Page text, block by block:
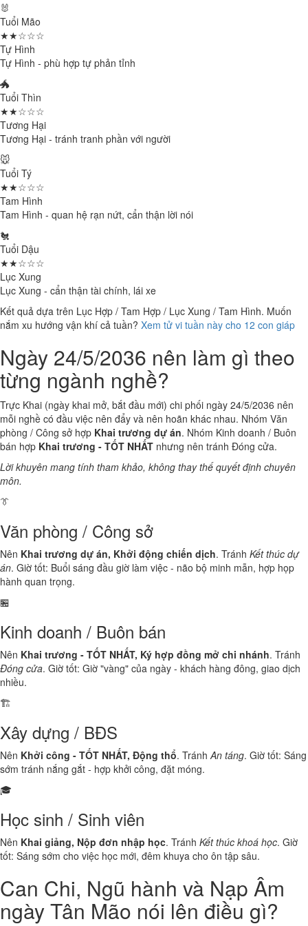
🐰
Tuổi Mão
★★☆☆☆
Tự Hình
Tự Hình - phù hợp tự phản tỉnh
🐲
Tuổi Thìn
★★☆☆☆
Tương Hại
Tương Hại - tránh tranh phần với người
🐭
Tuổi Tý
★★☆☆☆
Tam Hình
Tam Hình - quan hệ rạn nứt, cẩn thận lời nói
🐔
Tuổi Dậu
★★☆☆☆
Lục Xung
Lục Xung - cẩn thận tài chính, lái xe
Kết quả dựa trên Lục Hợp / Tam Hợp / Lục Xung / Tam Hình. Muốn
nắm xu hướng vận khí cả tuần? Xem tử vi tuần này cho 12 con giáp
Ngày 24/5/2036 nên làm gì theo
từng ngành nghề?
Trực Khai (ngày khai mở, bắt đầu mới) chi phối ngày 24/5/2036 nên
mỗi nghề có đầu việc nên đẩy và nên hoãn khác nhau. Nhóm Văn
phòng / Công sở hợp Khai trương dự án. Nhóm Kinh doanh / Buôn
bán hợp Khai trương - TỐT NHẤT nhưng nên tránh Đóng cửa.
Lời khuyên mang tính tham khảo, không thay thế quyết định chuyên
môn.
👔
Văn phòng / Công sở
Nên Khai trương dự án, Khởi động chiến dịch. Tránh Kết thúc dự
án. Giờ tốt: Buổi sáng đầu giờ làm việc - não bộ minh mẫn, hợp họp
hành quan trọng.
🏪
Kinh doanh / Buôn bán
Nên Khai trương - TỐT NHẤT, Ký hợp đồng mở chi nhánh. Tránh
Đóng cửa. Giờ tốt: Giờ "vàng" của ngày - khách hàng đông, giao dịch
nhiều.
🏗️
Xây dựng / BĐS
Nên Khởi công - TỐT NHẤT, Động thổ. TránhAn táng. Giờ tốt: Sáng
sớm tránh nắng gắt - hợp khởi công, đặt móng.
🎓
Học sinh / Sinh viên
Nên Khai giảng, Nộp đơn nhập học. Tránh Kết thúc khoá học. Giờ
tốt: Sáng sớm cho việc học mới, đêm khuya cho ôn tập sâu.
Can Chi, Ngũ hành và Nạp Âm
ngày Tân Mão nói lên điều gì?